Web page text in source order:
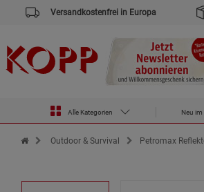
Versandkostenfrei in Europa
Alle Kategorien Neu
Zur Startseite des Kopp Verlag Online-Shop
Outdoor & Survival Petromax